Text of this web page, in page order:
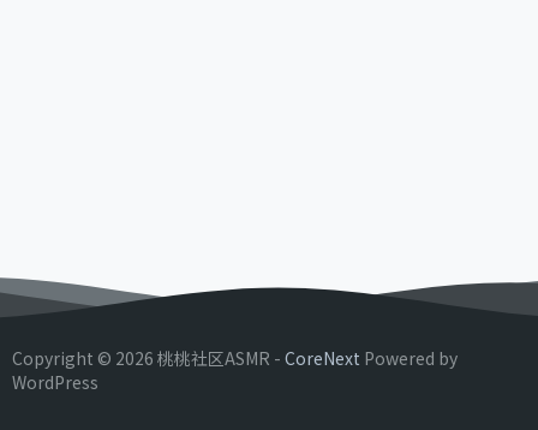
Copyright © 2026 桃桃社区ASMR - CoreNext Powered by
WordPress